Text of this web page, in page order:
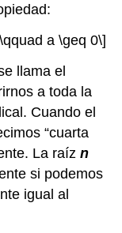
a \geq 0\]
llama el
a toda la
Cuando el
“cuarta
La raízn
si podemos
igual al